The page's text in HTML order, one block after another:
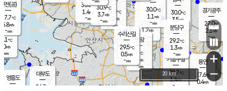
의도
℃
m/s
mm
영흥도
과천
27.5℃
1.2m/s
- mm
용인
27.6℃
0.4m/s
경기광주
27.0℃
2.1m/s
-mm
대부도
26.7
의왕
- ℃
-m/s
-mm
31.0
℃
2.2 m/s
-mm
30.6℃
1.4m/s
-mm
30.9℃
3.7m/s
-mm
30.0℃
3.5m/s
-mm
30.0℃
1.1 m/s
-mm
기흥구갈
28.7℃
1.4m/s
-
수리산길
29.5℃
0.5m/s
-mm
분당구
29.2℃
1.3m/s
-mm
인천(공)
27.7℃
5.8m/s
-mm
+
−
20 km